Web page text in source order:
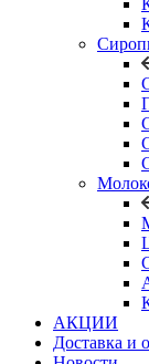
АКЦИИ
Доставка и